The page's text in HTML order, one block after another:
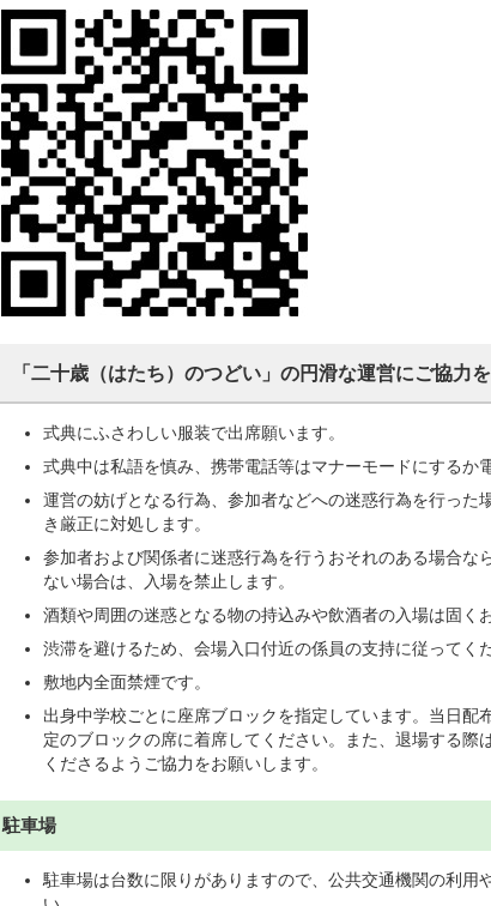
「二十歳（はたち）のつどい」の円滑な運営にご協力
式典にふさわしい服装で出席願います。
式典中は私語を慎み、携帯電話等はマナーモードにするか
運営の妨げとなる行為、参加者などへの迷惑行為を行った
き厳正に対処します。
参加者および関係者に迷惑行為を行うおそれのある場合な
ない場合は、入場を禁止します。
酒類や周囲の迷惑となる物の持込みや飲酒者の入場は固く
渋滞を避けるため、会場入口付近の係員の支持に従ってく
敷地内全面禁煙です。
出身中学校ごとに座席ブロックを指定しています。当日配
定のブロックの席に着席してください。また、退場する際
くださるようご協力をお願いします。
駐車場
駐車場は台数に限りがありますので、公共交通機関の利用